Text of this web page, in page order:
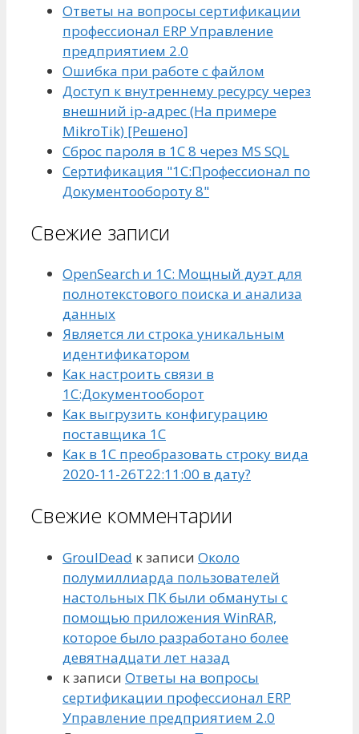
Ответы на вопросы сертификации
профессионал ERP Управление
предприятием 2.0
Ошибка при работе с файлом
Доступ к внутреннему ресурсу через
внешний ip-адрес (На примере
MikroTik) [Решено]
Сброс пароля в 1С 8 через MS SQL
Сертификация "1С:Профессионал по
Документообороту 8"
Свежие записи
OpenSearch и 1С: Мощный дуэт для
полнотекстового поиска и анализа
данных
Является ли строка уникальным
идентификатором
Как настроить связи в
1С:Документооборот
Как выгрузить конфигурацию
поставщика 1С
Как в 1С преобразовать строку вида
2020-11-26T22:11:00 в дату?
Свежие комментарии
GroulDead к записи Около
полумиллиарда пользователей
настольных ПК были обмануты с
помощью приложения WinRAR,
которое было разработано более
девятнадцати лет назад
к записи Ответы на вопросы
сертификации профессионал ERP
Управление предприятием 2.0